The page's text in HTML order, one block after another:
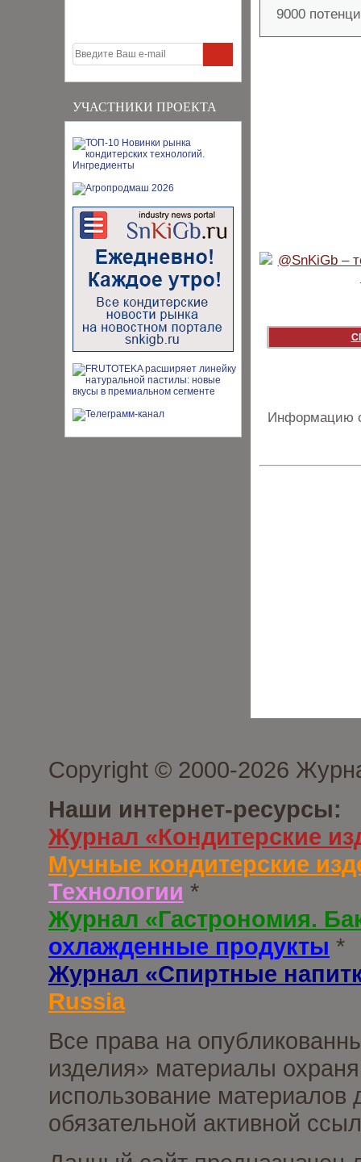
УЧАСТНИКИ ПРОЕКТА
9000
Информацию
Copyright © 2000-2026
Наши интернет-ресурсы:
Журнал «Кондитерские
Мучные кондитерские
Технологии *
Журнал «Гастрономия.
охлажденные продукты *
Журнал «Спиртные
Russia
Все права на
изделия» материалы
использование материалов
обязательной активной